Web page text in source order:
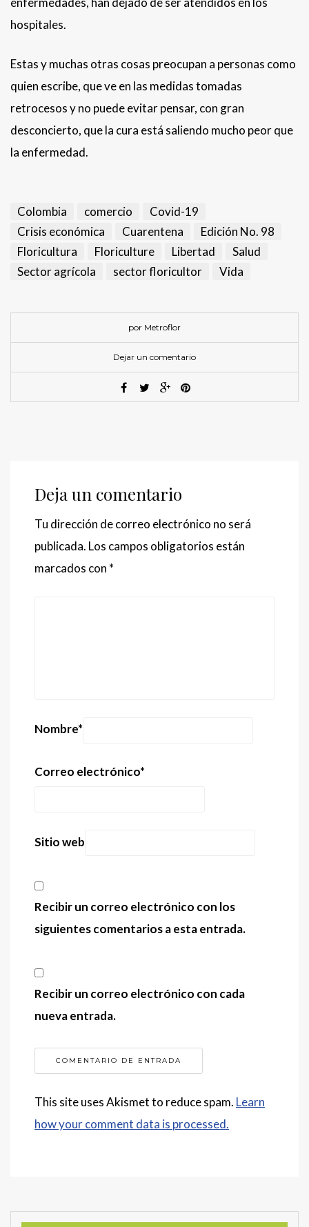
hospitales.
Estas y muchas otras cosas preocupan a personas como
quien escribe, que ve en las medidas tomadas
retrocesos y no puede evitar pensar, con gran
desconcierto, que la cura está saliendo mucho peor que
la enfermedad.
Colombia comercio
Covid-19
Crisis económica
Cuarentena
Edición No. 98
Floricultura
Floriculture Libertad
Salud
Sector agrícola
sector floricultor Vida
por Metroflor
Dejar un comentario
Deja un comentario
Tu dirección de correo electrónico no será
publicada. Los campos obligatorios están
marcados con *
Nombre*
Correo electrónico*
Sitio web
Recibir un correo electrónico con los
siguientes comentarios a esta entrada.
Recibir un correo electrónico con cada
nueva entrada.
This site uses Akismet to reduce spam. Learn
how your comment data is processed.